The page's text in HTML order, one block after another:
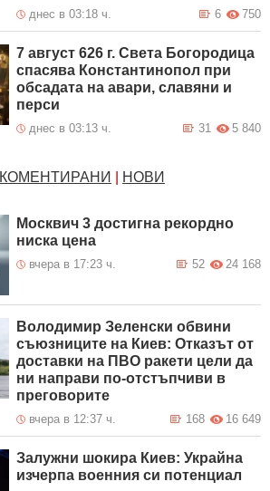
днес в 03:18 ч. 750
6
7 август 626 г. Света Богородица
спасява Константинопол при
обсадата на авари, славяни и
перси
днес в 03:13 ч. 5 840
31
КОМЕНТИРАНИ НОВИ
Москвич 3 достигна рекордно
ниска цена
вчера в 17:23 ч. 24 168
52
Володимир Зеленски обвини
съюзниците на Киев: Отказът от
доставки на ПВО ракети цели да
ни направи по-отстъпчиви в
преговорите
вчера в 12:37 ч. 16 649
168
Залужни шокира Киев: Украйна
изчерпа военния си потенциал